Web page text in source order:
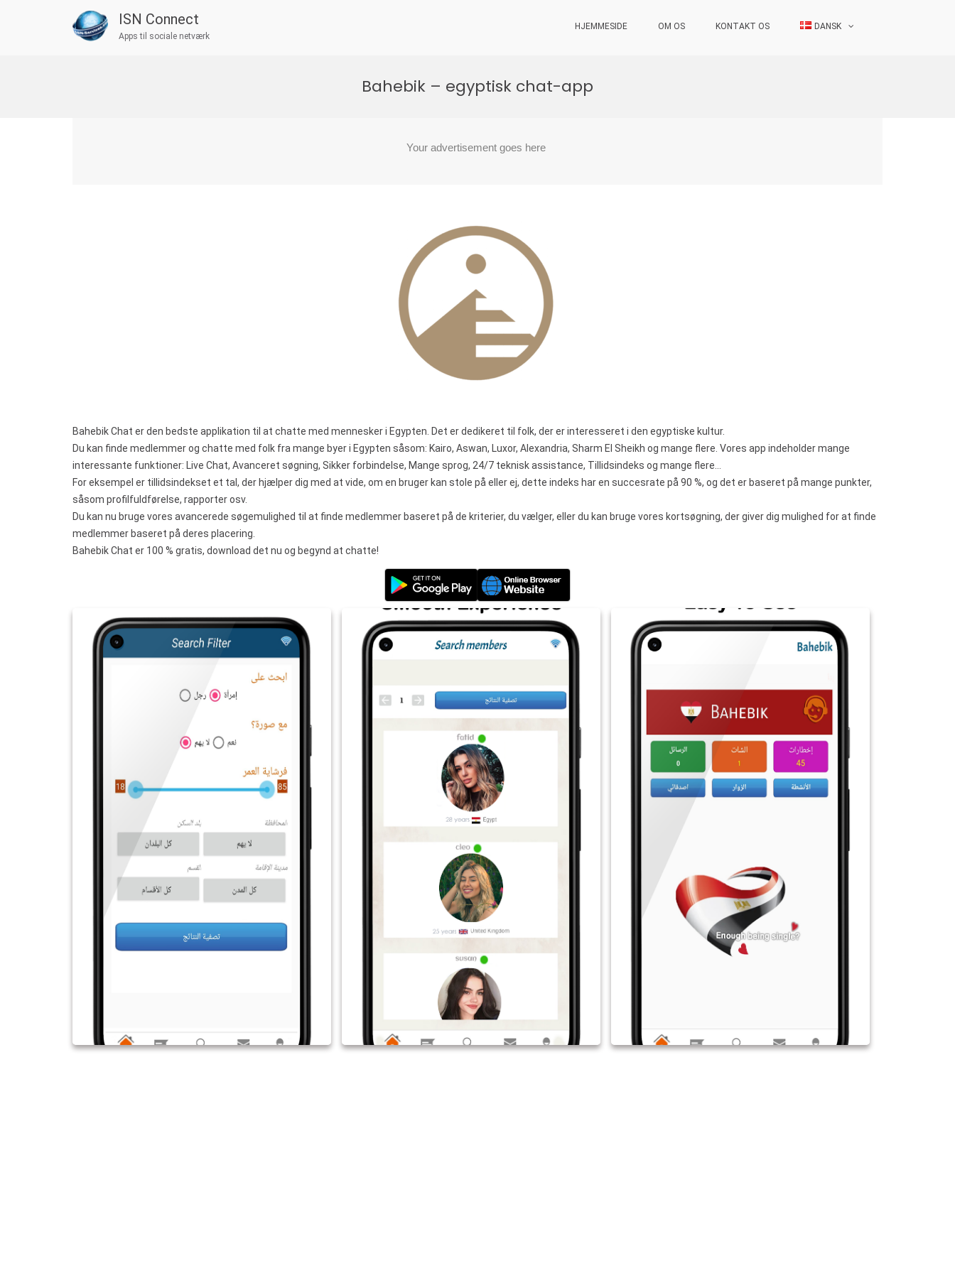
ISN Connect
Apps til sociale netværk
HJEMMESIDE OM OS KONTAKT OS DANSK
Bahebik – egyptisk chat-app
Bahebik Chat er den bedste applikation til at chatte med mennesker i Egypten. Det er dedikeret til folk, der er interesseret i den egyptiske kultur.
Du kan finde medlemmer og chatte med folk fra mange byer i Egypten såsom: Kairo, Aswan, Luxor, Alexandria, Sharm El Sheikh og mange flere. Vores app indeholder mange
interessante funktioner: Live Chat, Avanceret søgning, Sikker forbindelse, Mange sprog, 24/7 teknisk assistance, Tillidsindeks og mange flere…
For eksempel er tillidsindekset et tal, der hjælper dig med at vide, om en bruger kan stole på eller ej, dette indeks har en succesrate på 90 %, og det er baseret på mange punkter,
såsom profilfuldførelse, rapporter osv.
Du kan nu bruge vores avancerede søgemulighed til at finde medlemmer baseret på de kriterier, du vælger, eller du kan bruge vores kortsøgning, der giver dig mulighed for at finde
medlemmer baseret på deres placering.
Bahebik Chat er 100 % gratis, download det nu og begynd at chatte!